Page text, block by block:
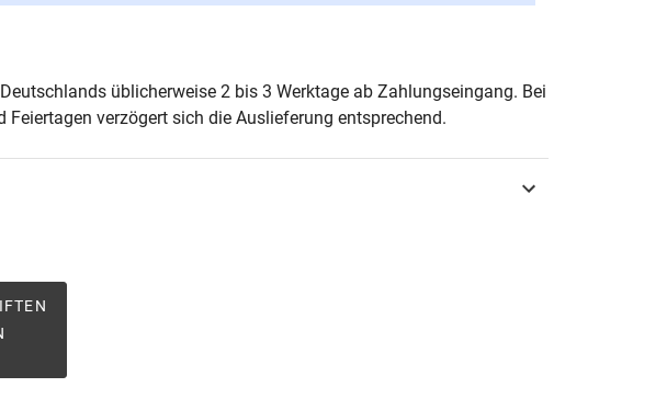
430
üblicherweise 2 bis 3 Werktage ab Zahlungseingang. Bei
Feiertagen verzögert sich die Auslieferung entsprechend.